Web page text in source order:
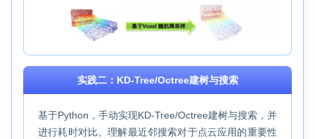
实践二：KD-Tree/Octree建树与搜索
基于Python，手动实现KD-Tree/Octree建树与搜索，并
进行耗时对比。理解最近邻搜索对于点云应用的重要性